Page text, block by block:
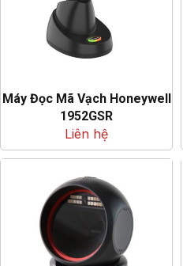
Máy Đọc Mã Vạch Honeywell
1952GSR
Liên hệ